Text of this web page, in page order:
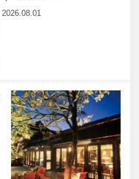
2026.08.01